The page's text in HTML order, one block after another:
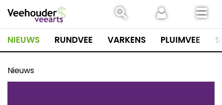
naar
inhoud
NIEUWS RUNDVEE VARKENS PLUIMVEE
Nieuws